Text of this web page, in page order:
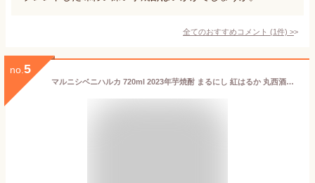
全てのおすすめコメント (1件) >
no. 5
マルニシベニハルカ 720ml 2023年芋焼酎 まるにし 紅はるか 丸西酒造 鹿児島県 ギフト プレゼント